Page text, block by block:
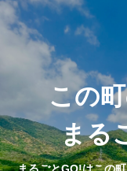
この
まる